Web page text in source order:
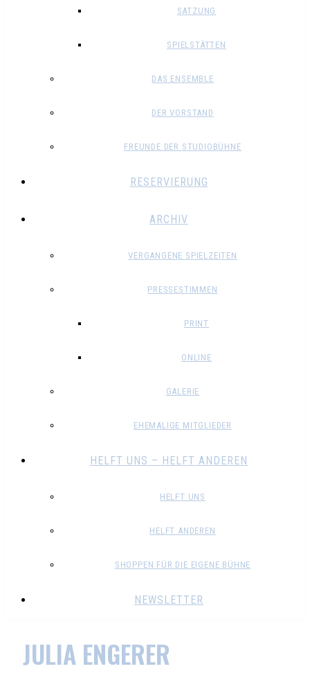
SATZUNG
SPIELSTÄTTEN
DAS ENSEMBLE
DER VORSTAND
FREUNDE DER STUDIOBÜHNE
RESERVIERUNG
ARCHIV
VERGANGENE SPIELZEITEN
PRESSESTIMMEN
PRINT
ONLINE
GALERIE
EHEMALIGE MITGLIEDER
HELFT UNS – HELFT ANDEREN
HELFT UNS
HELFT ANDEREN
SHOPPEN FÜR DIE EIGENE BÜHNE
NEWSLETTER
JULIA ENGERER